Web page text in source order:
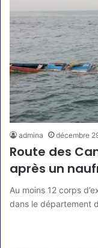
admina décembre
Route des
après un
Au moins 12 corps
dans le département